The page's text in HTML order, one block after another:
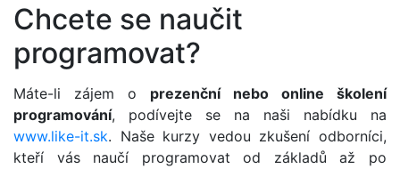
Chcete se naučit
programovat?
Máte-li zájem o prezenční nebo online školení
programování, podívejte se na naši nabídku na
www.like-it.sk. Naše kurzy vedou zkušení odborníci,
kteří vás naučí programovat od základů až po